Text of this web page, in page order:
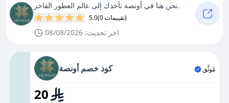
نحن هنا في أونصة نأخذك إلى عالم العطور الفاخر.
5.0 (0 تقييمات)
اخر تحديث: 08/08/2026
كود خصم أونصة مُوثَّق
20